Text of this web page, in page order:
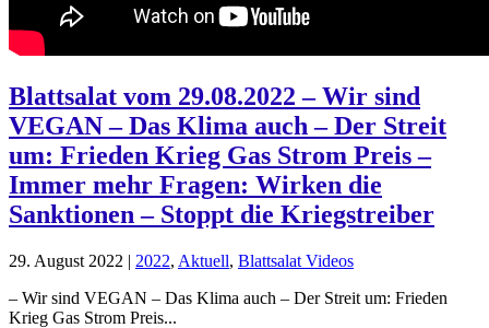
Blattsalat vom 29.08.2022 – Wir sind
VEGAN – Das Klima auch – Der Streit
um: Frieden Krieg Gas Strom Preis –
Immer mehr Fragen: Wirken die
Sanktionen – Stoppt die Kriegstreiber
29. August 2022 | 2022, Aktuell, Blattsalat Videos
– Wir sind VEGAN – Das Klima auch – Der Streit um: Frieden
Krieg Gas Strom Preis...